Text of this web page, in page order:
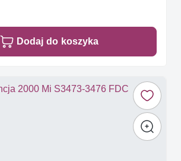
Dodaj do koszyka